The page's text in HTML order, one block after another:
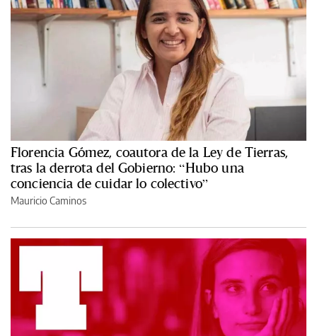
Florencia Gómez, coautora de la Ley de Tierras,
tras la derrota del Gobierno: “Hubo una
conciencia de cuidar lo colectivo”
Mauricio Caminos